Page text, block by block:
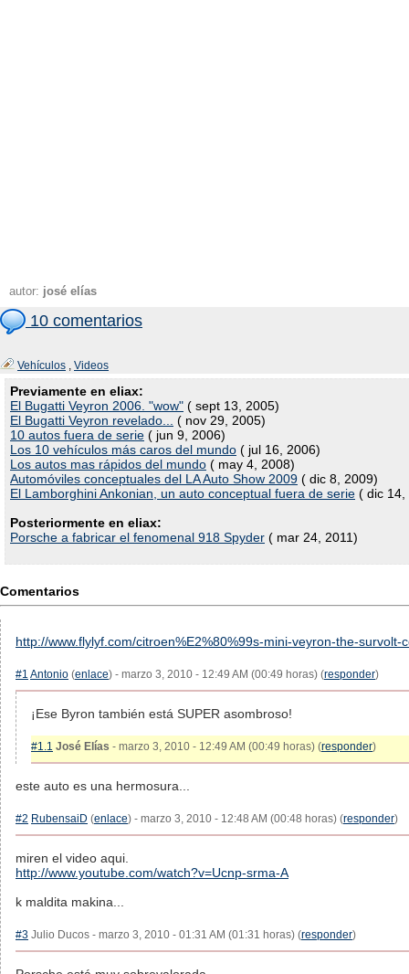
autor: josé elías
10 comentarios
Vehículos , Videos
Previamente en eliax:
El Bugatti Veyron 2006. "wow" ( sept 13, 2005)
El Bugatti Veyron revelado...
( nov 29, 2005)
10 autos fuera de serie ( jun 9, 2006)
Los 10 vehículos más caros del mundo ( jul 16, 2006)
Los autos mas rápidos del mundo ( may 4, 2008)
Automóviles conceptuales del LA Auto Show 2009 ( dic 8, 2009)
El Lamborghini Ankonian, un auto conceptual fuera de serie ( dic 14,
Posteriormente en eliax:
Porsche a fabricar el fenomenal 918 Spyder ( mar 24, 2011)
Comentarios
http://www.flylyf.com/citroen%E2%80%99s-mini-veyron-the-survolt-
#1 Antonio (enlace) - marzo 3, 2010 - 12:49 AM (00:49 horas) (responder)
¡Ese Byron también está SUPER asombroso!
#1.1 José Elías - marzo 3, 2010 - 12:49 AM (00:49 horas) (responder)
este auto es una hermosura...
#2 RubensaiD (enlace) - marzo 3, 2010 - 12:48 AM (00:48 horas) (responder)
miren el video aqui.
http://www.youtube.com/watch?v=Ucnp-srma-A
k maldita makina...
#3 Julio Ducos - marzo 3, 2010 - 01:31 AM (01:31 horas) (responder)